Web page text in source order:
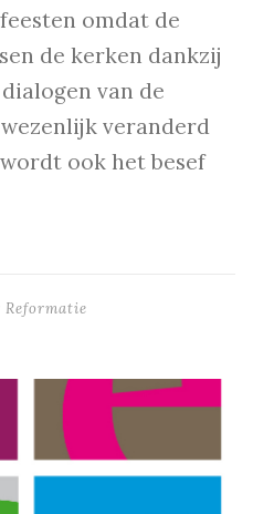
omdat de
de kerken dankzij
van de
veranderd
ook het besef